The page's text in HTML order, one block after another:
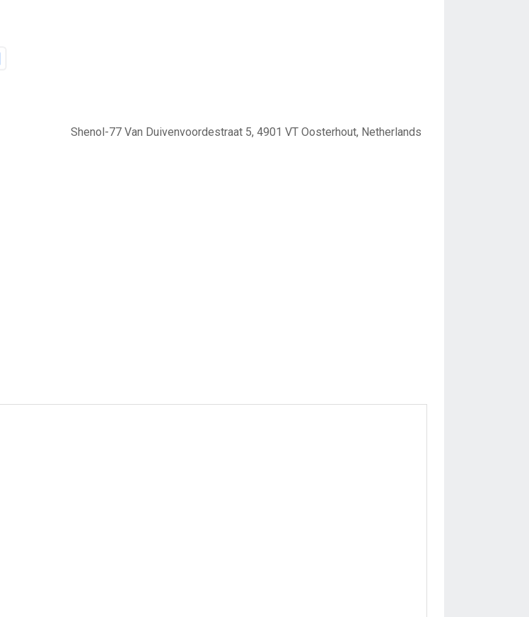
Shenol-77 Van Duivenvoordestraat 5, 4901 VT Oosterhout, Netherlands